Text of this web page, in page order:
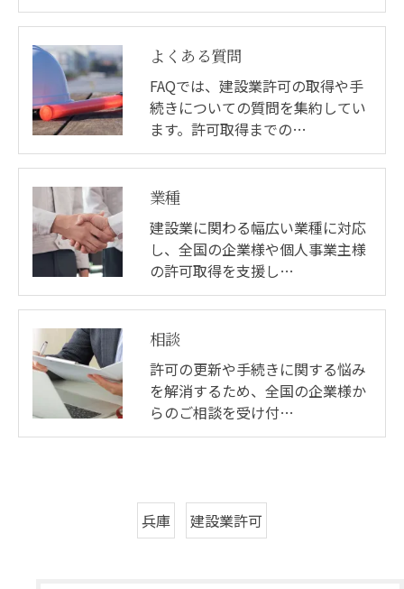
よくある質問
FAQでは、建設業許可の取得や手
続きについての質問を集約してい
ます。許可取得までの…
業種
建設業に関わる幅広い業種に対応
し、全国の企業様や個人事業主様
の許可取得を支援し…
相談
許可の更新や手続きに関する悩み
を解消するため、全国の企業様か
らのご相談を受け付…
兵庫 建設業許可